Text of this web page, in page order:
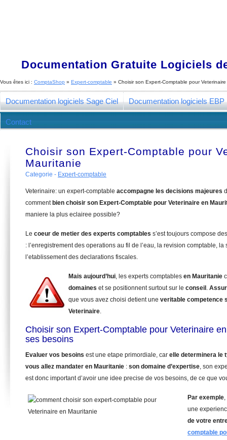
Documentation Gratuite Logiciels
Vous êtes ici : ComptaShop » Expert-comptable » Choisir son Expert-Comptable pour
Documentation logiciels Sage Ciel Documentation logiciels EBP
Contact
Choisir son Expert-Comptable pour
Mauritanie
Categorie - Expert-comptable
Veterinaire: un expert-comptable accompagne les decisions majeures
comment bien choisir son Expert-Comptable pour Veterinaire en
maniere la plus eclairee possible?
Le coeur de metier des experts comptables s’est toujours compose
: l’enregistrement des operations au fil de l’eau, la revision comptable, la
l’etablissement des declarations fiscales.
Mais aujourd’hui, les experts comptables en Mauritanie
domaines et se positionnent surtout sur le conseil .
que vous avez choisi detient une veritable competence
Veterinaire.
Choisir son Expert-Comptable pour Veterinaire
ses besoins
Evaluer vos besoins est une etape primordiale, car elle determinera le
vous allez mandater en Mauritanie : son domaine d’expertise, son
est donc important d’avoir une idee precise de vos besoins, de ce que
Par exemple
une
de votre
comptable